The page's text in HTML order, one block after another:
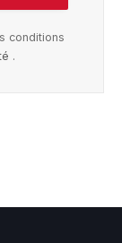
conditions
.